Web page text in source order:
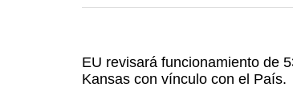
EU revisará funcionamiento de
Kansas con vínculo con el País.